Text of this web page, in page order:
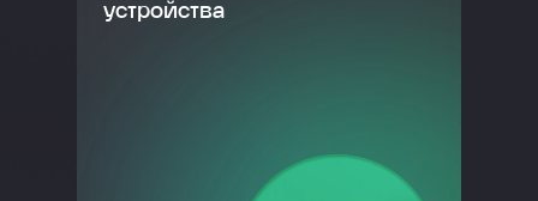
устройства